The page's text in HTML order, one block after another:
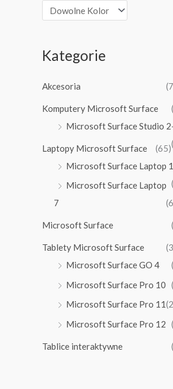
Kategorie
Akcesoria
Komputery Microsoft Surface
Microsoft Surface Studio
Laptopy Microsoft Surface
(65)
Microsoft Surface Laptop
Microsoft Surface Laptop
7
Microsoft Surface
Tablety Microsoft Surface
Microsoft Surface GO 4
Microsoft Surface Pro 10
Microsoft Surface Pro 11
Microsoft Surface Pro 12
Tablice interaktywne